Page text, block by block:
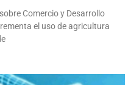
Comercio y Desarrollo
el uso de agricultura